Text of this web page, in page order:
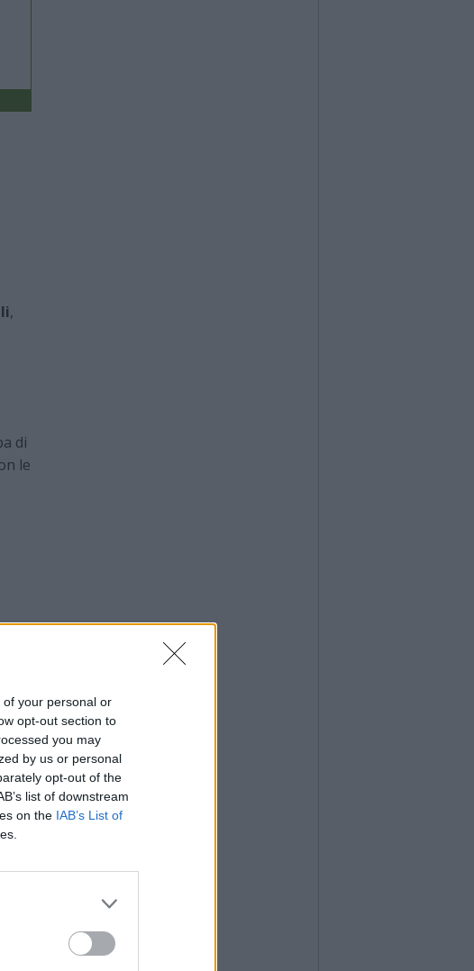
your personal or
opt-out section to
you may
by us or personal
opt-out of the
list of downstream
on the IAB’s List of
,
di
le